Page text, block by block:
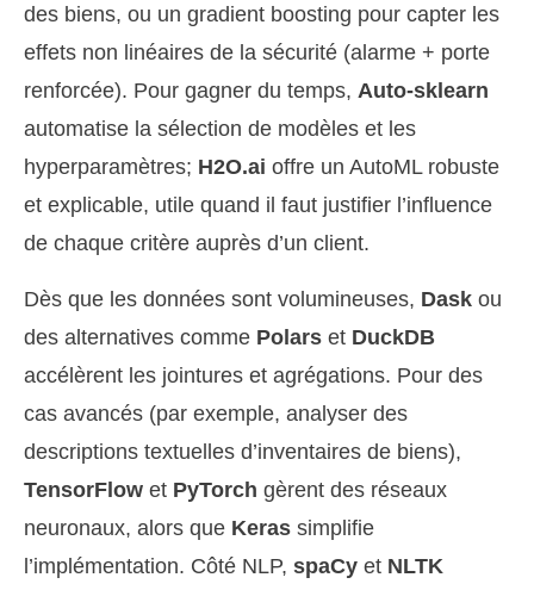
des biens, ou un gradient boosting pour capter les
effets non linéaires de la sécurité (alarme + porte
renforcée). Pour gagner du temps, Auto-sklearn
automatise la sélection de modèles et les
hyperparamètres; H2O.ai offre un AutoML robuste
et explicable, utile quand il faut justifier l’influence
de chaque critère auprès d’un client.
Dès que les données sont volumineuses, Dask ou
des alternatives comme Polars et DuckDB
accélèrent les jointures et agrégations. Pour des
cas avancés (par exemple, analyser des
descriptions textuelles d’inventaires de biens),
TensorFlow et PyTorch gèrent des réseaux
neuronaux, alors que Keras simplifie
l’implémentation. Côté NLP, spaCy et NLTK